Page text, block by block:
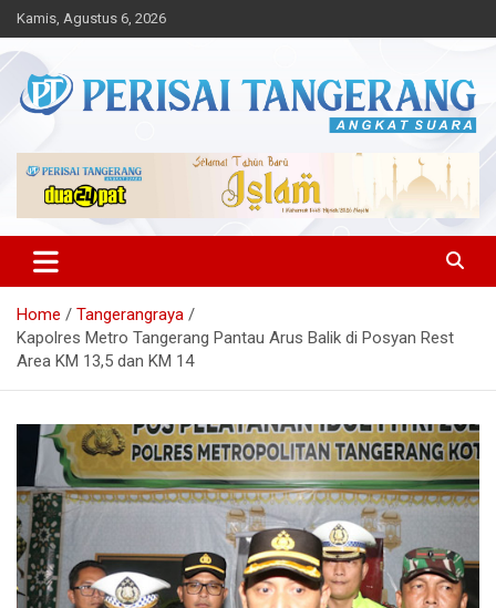
Skip
to
content
Kamis, Agustus 6, 2026
Perisai Tangerang – Angkat
Suara
Home
Tangerangraya
Kapolres Metro Tangerang Pantau Arus Balik di Posyan Rest
Area KM 13,5 dan KM 14